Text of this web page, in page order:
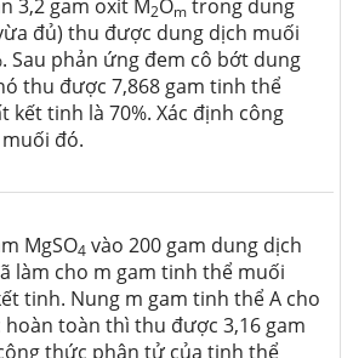
3,2 gam oxit M2Om trong dung
đủ) thu được dung dịch muối
Sau phản ứng đem cô bớt dung
thu được 7,868 gam tinh thể
kết tinh là 70%. Xác định công
đó.
MgSO4 vào 200 gam dung dịch
làm cho m gam tinh thể muối
tinh. Nung m gam tinh thể A cho
toàn thì thu được 3,16 gam
thức phân tử của tinh thể